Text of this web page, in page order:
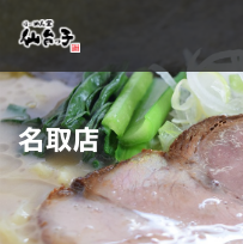
名取店